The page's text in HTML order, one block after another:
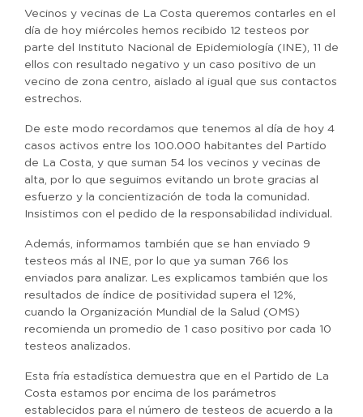
Vecinos y vecinas de La Costa queremos contarles en el
día de hoy miércoles hemos recibido 12 testeos por
parte del Instituto Nacional de Epidemiología (INE), 11 de
ellos con resultado negativo y un caso positivo de un
vecino de zona centro, aislado al igual que sus contactos
estrechos.
De este modo recordamos que tenemos al día de hoy 4
casos activos entre los 100.000 habitantes del Partido
de La Costa, y que suman 54 los vecinos y vecinas de
alta, por lo que seguimos evitando un brote gracias al
esfuerzo y la concientización de toda la comunidad.
Insistimos con el pedido de la responsabilidad individual.
Además, informamos también que se han enviado 9
testeos más al INE, por lo que ya suman 766 los
enviados para analizar. Les explicamos también que los
resultados de índice de positividad supera el 12%,
cuando la Organización Mundial de la Salud (OMS)
recomienda un promedio de 1 caso positivo por cada 10
testeos analizados.
Esta fría estadística demuestra que en el Partido de La
Costa estamos por encima de los parámetros
establecidos para el número de testeos de acuerdo a la